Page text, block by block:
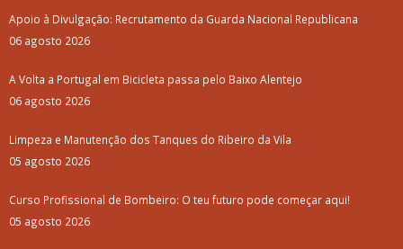
Apoio à Divulgação: Recrutamento da Guarda Nacional Republicana
06 agosto 2026
A Volta a Portugal em Bicicleta passa pelo Baixo Alentejo
06 agosto 2026
Limpeza e Manutenção dos Tanques do Ribeiro da Vila
05 agosto 2026
Curso Profissional de Bombeiro: O teu futuro pode começar aqui!
05 agosto 2026